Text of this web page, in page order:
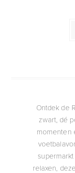
Ontdek de
zwart, dé
momenten
relaxen,